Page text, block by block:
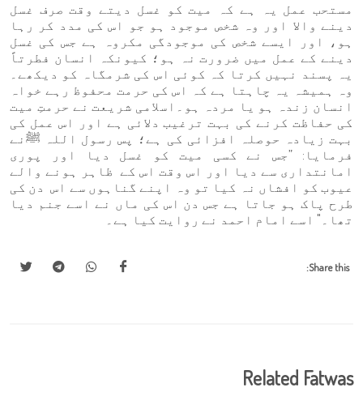
مستحب عمل یہ ہے کہ میت کو غسل دیتے وقت صرف غسل
دینے والا اور وہ شخص موجود ہو جو اس کی مدد کر رہا
ہو، اور ایسے شخص کی موجودگی مکروہ ہے جس کی غسل
دینے کے عمل میں ضرورت نہ ہو؛ کیونکہ انسان فطرتاً
یہ پسند نہیں کرتا کہ کوئی اس کی شرمگاہ کو دیکھے۔
وہ ہمیشہ یہ چاہتا ہے کہ اس کی حرمت محفوظ رہے خواہ
انسان زندہ ہو یا مردہ ہو۔اسلامی شریعت نے حرمتِ میت
کی حفاظت کرنے کی بہت ترغیب دلائی ہے اور اس عمل کی
بہت زیادہ حوصلہ افزائی کی ہے؛ پس رسول اللہ ﷺنے
فرمایا: ”جس نے کسی میت کو غسل دیا اور پوری
امانتداری سے دیا اور اس وقت اس کے ظاہر ہونے والے
عیوب کو افشاں نہ کیا تو وہ اپنے گناہوں سے اس دن کی
طرح پاک ہو جاتا ہے جس دن اس کی ماں نے اسے جنم دیا
تھا۔" اسے امام احمد نے روایت کیا ہے۔
Share this:
Related Fatwas